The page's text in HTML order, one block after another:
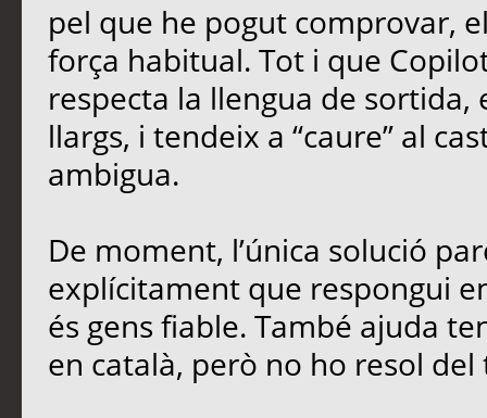
pel que he pogut comprovar,
força habitual. Tot i que
respecta la llengua de
llargs, i tendeix a “caure” al
ambigua.
De moment, l’única solució
explícitament que respongui
és gens fiable. També ajuda
en català, però no ho resol del